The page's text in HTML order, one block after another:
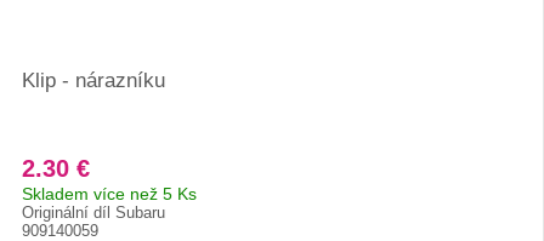
Klip - nárazníku
2.30 €
Skladem více než 5 Ks
Originální díl Subaru
909140059